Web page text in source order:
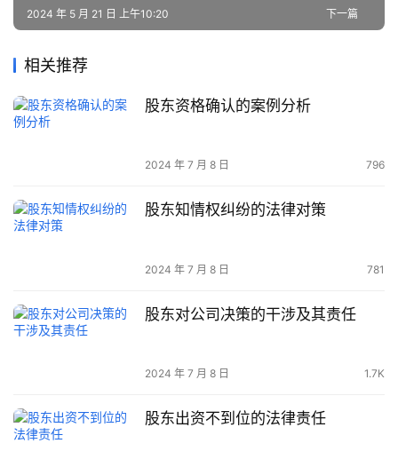
下一篇
2024 年 5 月 21 日 上午10:20
相关推荐
股东资格确认的案例分析
2024 年 7 月 8 日 796
股东知情权纠纷的法律对策
2024 年 7 月 8 日 781
股东对公司决策的干涉及其责任
2024 年 7 月 8 日 1.7K
股东出资不到位的法律责任